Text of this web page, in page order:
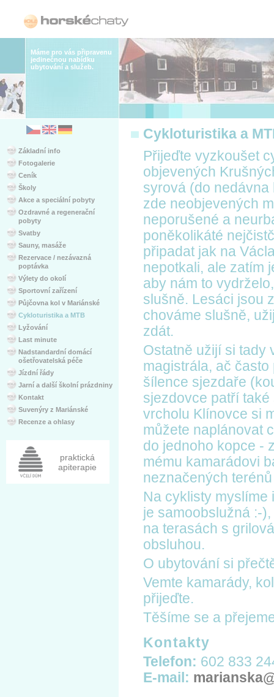
Základní info
Fotogalerie
Ceník
Školy
Akce a speciální pobyty
Ozdravné a regenerační
pobyty
Svatby
Sauny, masáže
Rezervace / nezávazná
poptávka
Výlety do okolí
Sportovní zařízení
Půjčovna kol v Mariánské
Cykloturistika a MTB
Lyžování
Last minute
Nadstandardní domácí
ošetřovatelská péče
Jízdní řády
Jarní a další školní prázdniny
Kontakt
Suvenýry z Mariánské
Recenze a ohlasy
praktická
apiterapie
Cykloturistika a
Přijeďte vyzkoušet
objevených
syrová (do nedávna
zde neobjevených
neporušené a
poněkolikáté
připadat jak na
nepotkali, ale zatím
aby nám to
slušně. Lesáci jsou
chováme slušně,
zdát.
Ostatně užijí si tady
magistrála, ač
šílence sjezdaře
sjezdovce patří
vrcholu Klínovce si
můžete naplánovat
do jednoho kopce -
mému kamarádovi
neznačených
Na cyklisty myslíme
je samoobslužná :-
na terasách s
obsluhou.
O ubytování si
Vemte kamarády,
přijeďte.
Těšíme se a
Kontakty
Telefon: 602 833
E-mail:
Máme pro vás připravenu
jedinečnou nabídku
ubytování a služeb.